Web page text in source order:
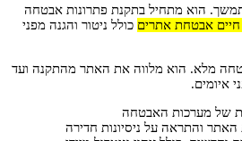
הוא מתחיל בתקנת פתרונות אבטחה
חיים אבטחת אתרים כולל ניטור והגנה מפני
מלא. הוא מלווה את האתר מהתקנה ועד
איומים.
של מערכות האבטחה
האתר והתראה על ניסיונות חדירה